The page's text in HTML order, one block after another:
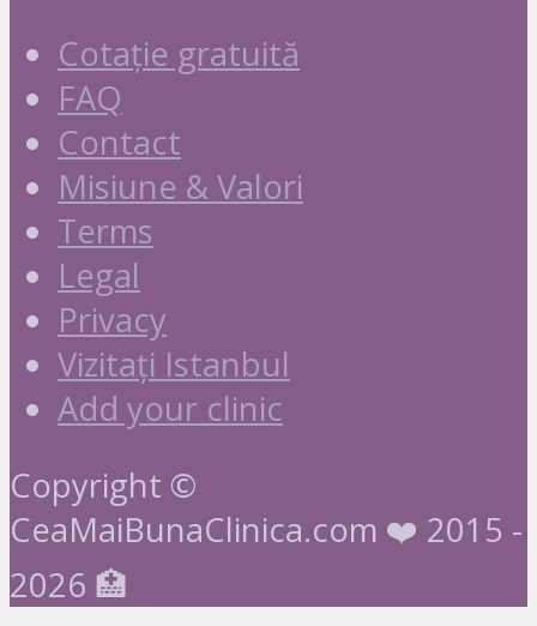
Cotație gratuită
FAQ
Contact
Misiune & Valori
Terms
Legal
Privacy
Vizitați Istanbul
Add your clinic
Copyright ©
CeaMaiBunaClinica.com ❤️ 2015 -
2026 🏥